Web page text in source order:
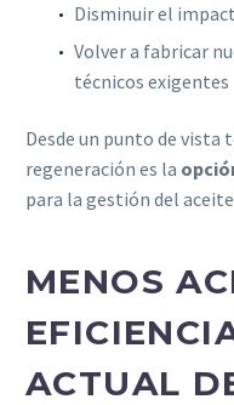
Disminuir el
Volver a fabricar
técnicos exigentes
Desde un punto de
regeneración es la
para la gestión del
MENOS
ACTUAL